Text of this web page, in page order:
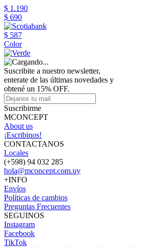
$ 1.190
$ 690
$ 587
Color
Suscribite a nuestro newsletter,
enterate de las últimas novedades y
obtené un 15% OFF.
Suscribirme
MCONCEPT
About us
¡Escribinos!
CONTACTANOS
Locales
(+598) 94 032 285
hola@mconcept.com.uy
+INFO
Envíos
Políticas de cambios
Preguntas Frecuentes
SEGUINOS
Instagram
Facebook
TikTok